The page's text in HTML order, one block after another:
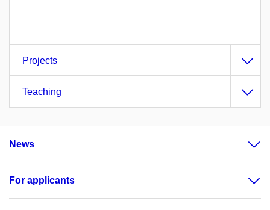
Projects
Teaching
News
For applicants